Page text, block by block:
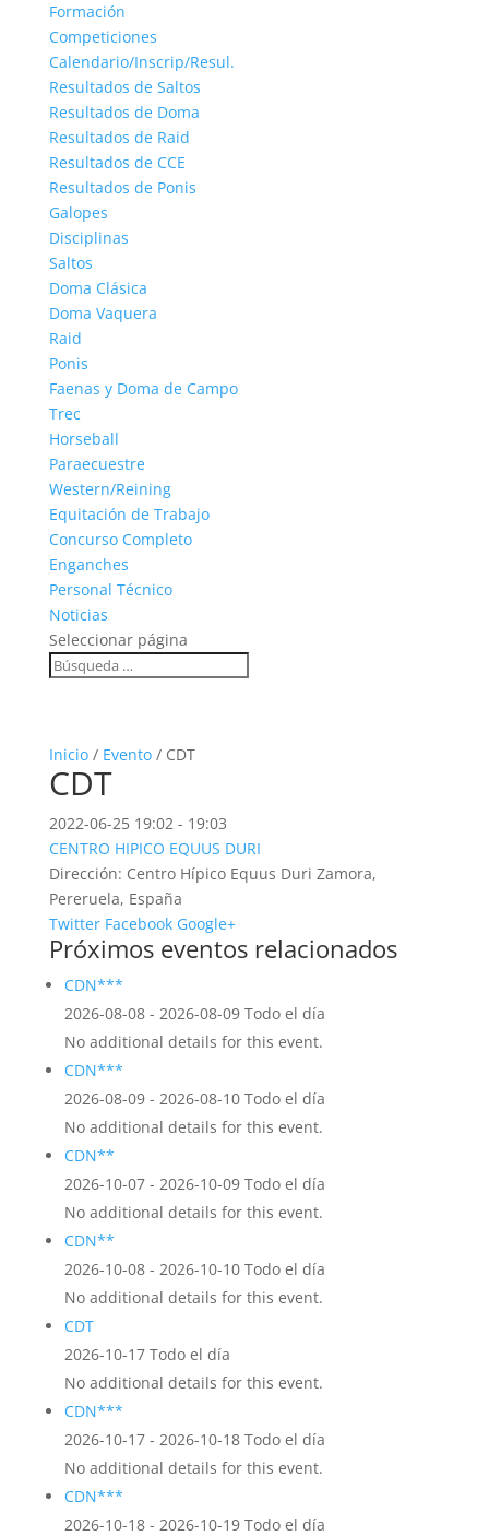
Formación
Competiciones
Calendario/Inscrip/Resul.
Resultados de Saltos
Resultados de Doma
Resultados de Raid
Resultados de CCE
Resultados de Ponis
Galopes
Disciplinas
Saltos
Doma Clásica
Doma Vaquera
Raid
Ponis
Faenas y Doma de Campo
Trec
Horseball
Paraecuestre
Western/Reining
Equitación de Trabajo
Concurso Completo
Enganches
Personal Técnico
Noticias
Seleccionar página
Inicio/ Evento/ CDT
CDT
2022-06-25 19:02 - 19:03
CENTRO HIPICO EQUUS DURI
Dirección: Centro Hípico Equus Duri Zamora,
Pereruela, España
Twitter Facebook Google+
Próximos eventos relacionados
CDN***
2026-08-08 - 2026-08-09 Todo el día
No additional details for this event.
CDN***
2026-08-09 - 2026-08-10 Todo el día
No additional details for this event.
CDN**
2026-10-07 - 2026-10-09 Todo el día
No additional details for this event.
CDN**
2026-10-08 - 2026-10-10 Todo el día
No additional details for this event.
CDT
2026-10-17 Todo el día
No additional details for this event.
CDN***
2026-10-17 - 2026-10-18 Todo el día
No additional details for this event.
CDN***
2026-10-18 - 2026-10-19 Todo el día